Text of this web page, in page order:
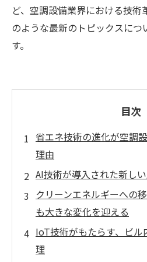
ど、空調設備業界における技術
のような最新のトピックスにつ
す。
目次
省エネ技術の進化が空調
理由
AI技術が導入された新し
クリーンエネルギーへの
も大きな変化を迎える
IoT技術がもたらす、ビ
理